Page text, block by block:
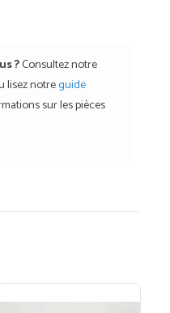
?Consultez notre
lisez notreguide
sur les pièces